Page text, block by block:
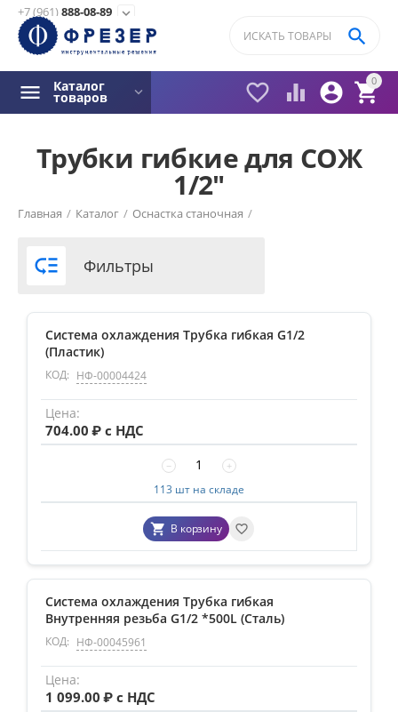
+7 (961)888-08-89 expand_more
0


 

Каталог
товаров
₽ с НДС–
Трубки гибкие для СОЖ
1/2"
Главная / Каталог / Оснастка станочная /
 Фильтры
Система охлаждения Трубка гибкая G1/2
(Пластик)
КОД: НФ-00004424
704.00 ₽ с НДС
+
−
113 шт на складе
В корзину
Система охлаждения Трубка гибкая
Внутренняя резьба G1/2 *500L (Сталь)
КОД: НФ-00045961
1 099.00 ₽ с НДС